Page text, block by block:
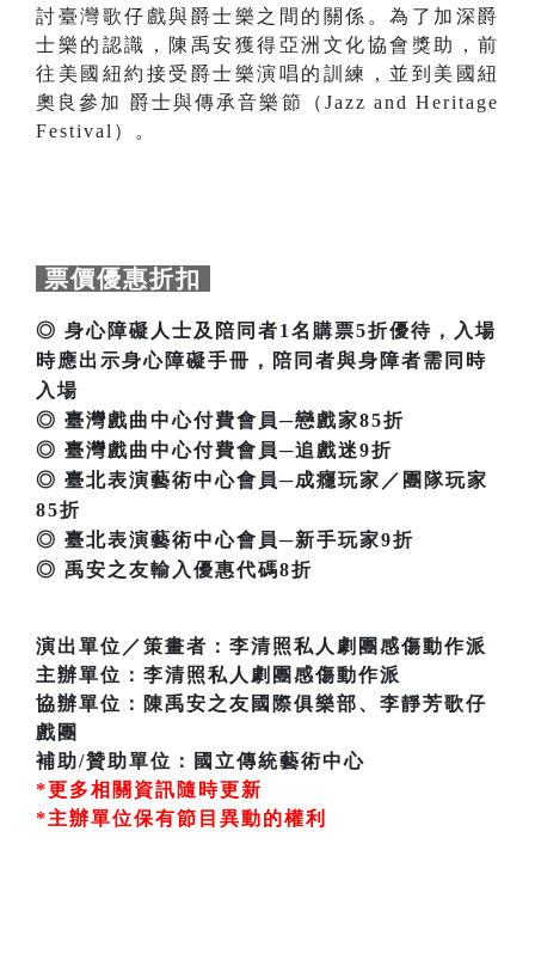
討臺灣歌仔戲與爵士樂之間的關係。為了加深爵
士樂的認識，陳禹安獲得亞洲文化協會獎助，前
往美國紐約接受爵士樂演唱的訓練，並到美國紐
奧良參加 爵士與傳承音樂節（Jazz and Heritage
Festival）。
票價優惠折扣
◎ 身心障礙人士及陪同者1名購票5折優待，入場
時應出示身心障礙手冊，陪同者與身障者需同時
入場
◎ 臺灣戲曲中心付費會員─戀戲家85折
◎ 臺灣戲曲中心付費會員─追戲迷9折
◎ 臺北表演藝術中心會員─成癮玩家／團隊玩家
85折
◎ 臺北表演藝術中心會員─新手玩家9折
◎ 禹安之友輸入優惠代碼8折
演出單位／策畫者：李清照私人劇團感傷動作派
主辦單位：李清照私人劇團感傷動作派
協辦單位：陳禹安之友國際俱樂部、李靜芳歌仔
戲團
補助/贊助單位：國立傳統藝術中心
*更多相關資訊隨時更新
*主辦單位保有節目異動的權利